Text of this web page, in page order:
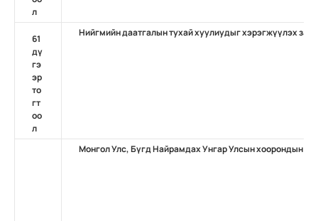
л
61
дү
гэ
эр
то
гт
оо
л
Нийгмийн даатгалын тухай хуулиудыг хэрэгжүүлэх
Монгол Улс, Бүгд Найрамдах Унгар Улсын хоорондын